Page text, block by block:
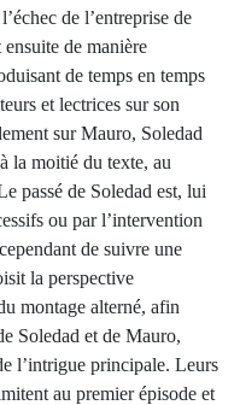
de l’entreprise de
de manière
de temps en temps
et lectrices sur son
sur Mauro, Soledad
la moitié du texte, au
passé de Soledad est, lui
ou par l’intervention
de suivre une
la perspective
montage alterné, afin
Soledad et de Mauro,
l’intrigue principale. Leurs
au premier épisode et